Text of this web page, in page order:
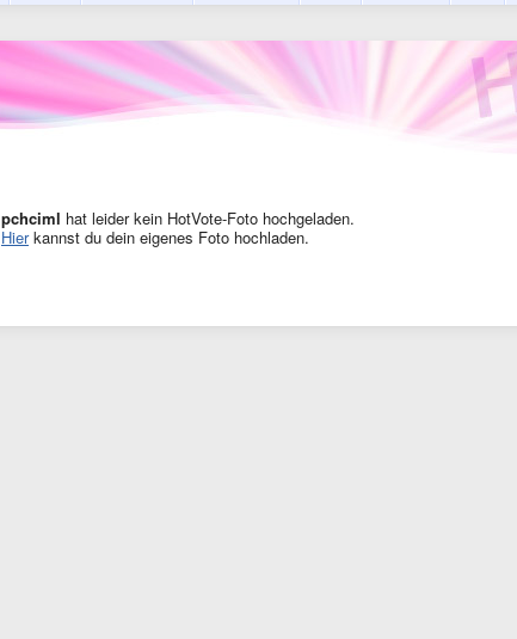
pchciml hat leider kein HotVote-Foto hochgeladen.
Hierkannst du dein eigenes Foto hochladen.